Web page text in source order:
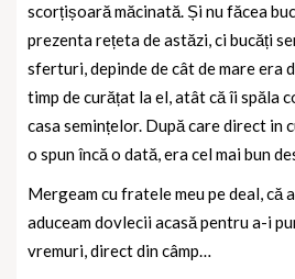
scorțișoară măcinată. Și nu făcea
prezenta rețeta de astăzi, ci bucăți
sferturi, depinde de cât de mare era
timp de curățat la el, atât că îi spăla
casa semințelor. După care direct in
o spun încă o dată, era cel mai bun
Mergeam cu fratele meu pe deal, că
aduceam dovlecii acasă pentru a-i
vremuri, direct din câmp…